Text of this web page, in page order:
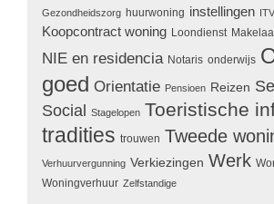
Gezondheidszorg huurwoning instellingen ITV
Koopcontract woning Loondienst
NIE en residencia Notaris onderwijs
goed Orientatie Pensioen Reizen
Social Stagelopen Toeristische
tradities trouwen Tweede
Verhuurvergunning Verkiezingen Werk
Woningverhuur Zelfstandige